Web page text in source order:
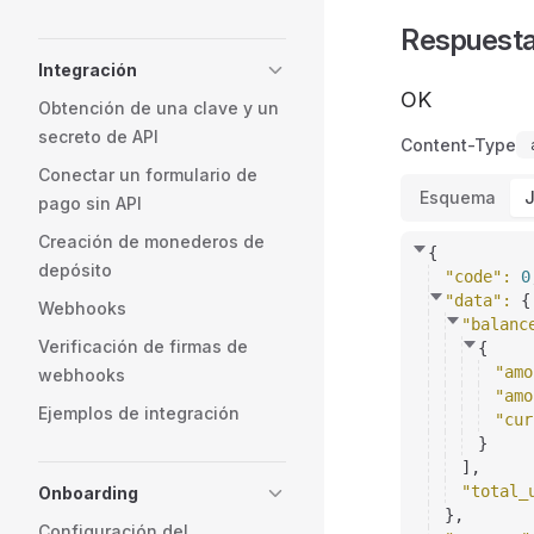
Integración
Obtención de una clave y un
secreto de API
Conectar un formulario de
pago sin API
Creación de monederos de
depósito
Webhooks
Verificación de firmas de
webhooks
Ejemplos de integración
Onboarding
OK
Content-Type
Esquema
{
"code" : 0
"data" : {
{
}
] ,
} ,